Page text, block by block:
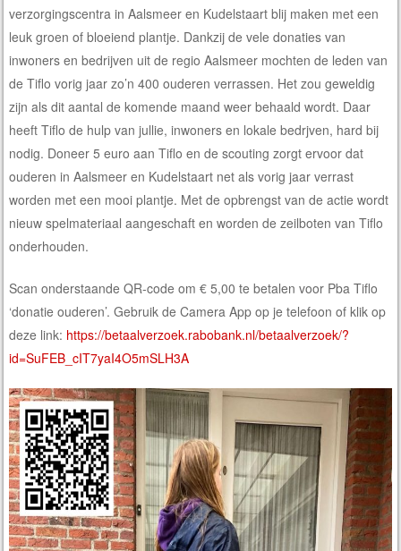
verzorgingscentra in Aalsmeer en Kudelstaart blij maken met een
leuk groen of bloeiend plantje. Dankzij de vele donaties van
inwoners en bedrijven uit de regio Aalsmeer mochten de leden van
de Tiflo vorig jaar zo’n 400 ouderen verrassen. Het zou geweldig
zijn als dit aantal de komende maand weer behaald wordt. Daar
heeft Tiflo de hulp van jullie, inwoners en lokale bedrjven, hard bij
nodig. Doneer 5 euro aan Tiflo en de scouting zorgt ervoor dat
ouderen in Aalsmeer en Kudelstaart net als vorig jaar verrast
worden met een mooi plantje. Met de opbrengst van de actie wordt
nieuw spelmateriaal aangeschaft en worden de zeilboten van Tiflo
onderhouden.
Scan onderstaande QR-code om € 5,00 te betalen voor Pba Tiflo
‘donatie ouderen’. Gebruik de Camera App op je telefoon of klik op
deze link: https://betaalverzoek.rabobank.nl/betaalverzoek/?
id=SuFEB_cIT7yaI4O5mSLH3A